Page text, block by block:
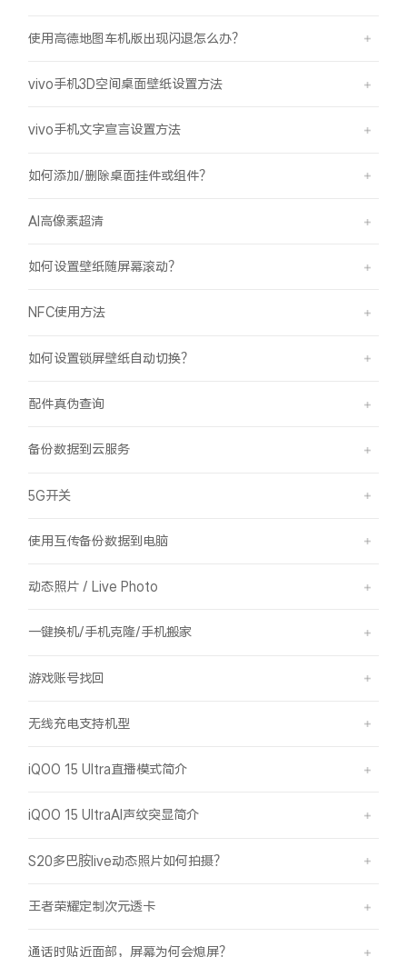
使用高德地图车机版出现闪退怎么办？
vivo手机3D空间桌面壁纸设置方法
vivo手机文字宣言设置方法
如何添加/删除桌面挂件或组件？
AI高像素超清
如何设置壁纸随屏幕滚动？
NFC使用方法
如何设置锁屏壁纸自动切换？
配件真伪查询
备份数据到云服务
5G开关
使用互传备份数据到电脑
动态照片 / Live Photo
一键换机/手机克隆/手机搬家
游戏账号找回
无线充电支持机型
iQOO 15 Ultra直播模式简介
iQOO 15 UltraAI声纹突显简介
S20多巴胺live动态照片如何拍摄？
王者荣耀定制次元透卡
通话时贴近面部，屏幕为何会熄屏？